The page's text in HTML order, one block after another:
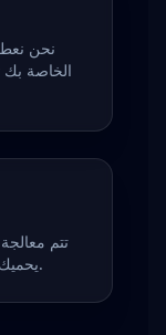
نحن
تتم
يحميك من البرامج الضارة والإعلانات المزعجة.